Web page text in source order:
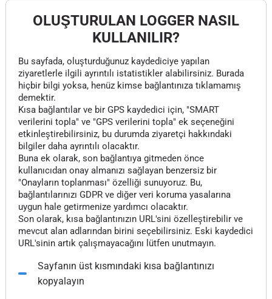
OLUŞTURULAN LOGGER NASIL
KULLANILIR?
Bu sayfada, oluşturduğunuz kaydediciye yapılan
ziyaretlerle ilgili ayrıntılı istatistikler alabilirsiniz. Burada
hiçbir bilgi yoksa, henüz kimse bağlantınıza tıklamamış
demektir.
Kısa bağlantılar ve bir GPS kaydedici için, "SMART
verilerini topla" ve "GPS verilerini topla" ek seçeneğini
etkinleştirebilirsiniz, bu durumda ziyaretçi hakkındaki
bilgiler daha ayrıntılı olacaktır.
Buna ek olarak, son bağlantıya gitmeden önce
kullanıcıdan onay almanızı sağlayan benzersiz bir
"Onayların toplanması" özelliği sunuyoruz. Bu,
bağlantılarınızı GDPR ve diğer veri koruma yasalarına
uygun hale getirmenize yardımcı olacaktır.
Son olarak, kısa bağlantınızın URL'sini özelleştirebilir ve
mevcut alan adlarından birini seçebilirsiniz. Eski kaydedici
URL'sinin artık çalışmayacağını lütfen unutmayın.
Sayfanın üst kısmındaki kısa bağlantınızı
kopyalayın